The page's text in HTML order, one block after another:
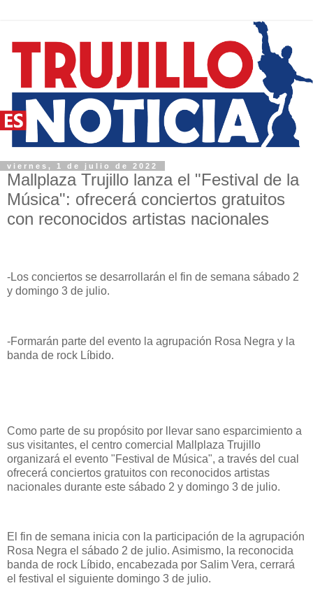
viernes, 1 de julio de 2022
Mallplaza Trujillo lanza el "Festival de la
Música": ofrecerá conciertos gratuitos
con reconocidos artistas nacionales
-Los conciertos se desarrollarán el fin de semana sábado 2
y domingo 3 de julio.
-Formarán parte del evento la agrupación Rosa Negra y la
banda de rock Líbido.
Como parte de su propósito por llevar sano esparcimiento a
sus visitantes, el centro comercial Mallplaza Trujillo
organizará el evento "Festival de Música", a través del cual
ofrecerá conciertos gratuitos con reconocidos artistas
nacionales durante este sábado 2 y domingo 3 de julio.
El fin de semana inicia con la participación de la agrupación
Rosa Negra el sábado 2 de julio. Asimismo, la reconocida
banda de rock Líbido, encabezada por Salim Vera, cerrará
el festival el siguiente domingo 3 de julio.